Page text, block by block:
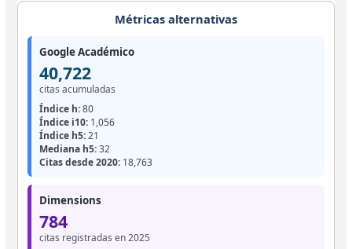
Métricas alternativas
Google Académico
40,722
citas acumuladas
Índice h:80
Índice i10:1,056
Índice h5:21
Mediana h5:32
Citas desde 2020:18,763
Dimensions
784
citas registradas en 2025